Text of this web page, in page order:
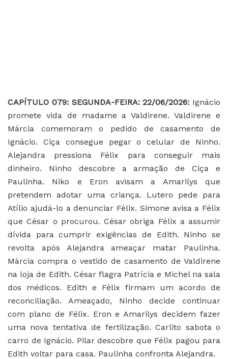
CAPÍTULO 079: SEGUNDA-FEIRA: 22/06/2026: Ignácio
promete vida de madame a Valdirene. Valdirene e
Márcia comemoram o pedido de casamento de
Ignácio. Ciça consegue pegar o celular de Ninho.
Alejandra pressiona Félix para conseguir mais
dinheiro. Ninho descobre a armação de Ciça e
Paulinha. Niko e Eron avisam a Amarilys que
pretendem adotar uma criança. Lutero pede para
Atílio ajudá-lo a denunciar Félix. Simone avisa a Félix
que César o procurou. César obriga Félix a assumir
dívida para cumprir exigências de Edith. Ninho se
revolta após Alejandra ameaçar matar Paulinha.
Márcia compra o vestido de casamento de Valdirene
na loja de Edith. César flagra Patrícia e Michel na sala
dos médicos. Edith e Félix firmam um acordo de
reconciliação. Ameaçado, Ninho decide continuar
com plano de Félix. Eron e Amarilys decidem fazer
uma nova tentativa de fertilização. Carlito sabota o
carro de Ignácio. Pilar descobre que Félix pagou para
Edith voltar para casa. Paulinha confronta Alejandra.